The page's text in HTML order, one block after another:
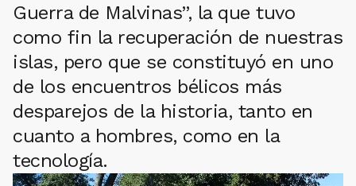
Guerra de Malvinas”, la que tuvo
como fin la recuperación de nuestras
islas, pero que se constituyó en uno
de los encuentros bélicos más
desparejos de la historia, tanto en
cuanto a hombres, como en la
tecnología.